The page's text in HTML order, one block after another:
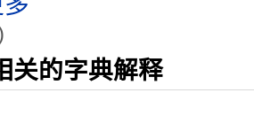
关的字典解释